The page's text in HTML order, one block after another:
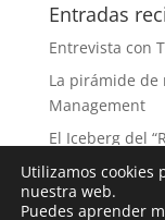
Entradas
Entrevista con
La pirámide de
Management
El Iceberg del
¿Mito o
Entrevista: El
Utilizamos cookies
nuestra web.
Puedes aprender